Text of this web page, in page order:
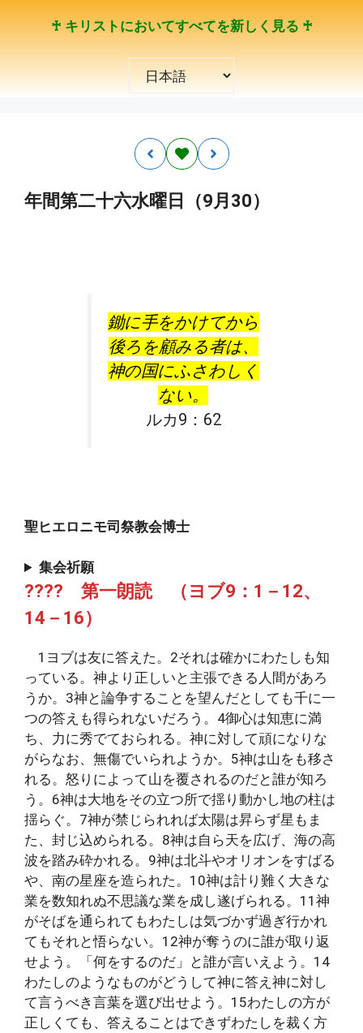
♰ キリストにおいてすべてを新しく見る ♰
択
年間第二十六水曜日（9月30）
鋤に手をかけてから
後ろを顧みる者は、
神の国にふさわしく
ない。
ルカ9：62
聖ヒエロニモ司祭教会博士
集会祈願
???? 第一朗読 （ヨブ9：1－12、
14－16）
1ヨブは友に答えた。2それは確かにわたしも知
っている。神より正しいと主張できる人間があろ
うか。3神と論争することを望んだとしても千に一
つの答えも得られないだろう。4御心は知恵に満
ち、力に秀でておられる。神に対して頑になりな
がらなお、無傷でいられようか。5神は山をも移さ
れる。怒りによって山を覆されるのだと誰が知ろ
う。6神は大地をその立つ所で揺り動かし地の柱は
揺らぐ。7神が禁じられれば太陽は昇らず星もま
た、封じ込められる。8神は自ら天を広げ、海の高
波を踏み砕かれる。9神は北斗やオリオンをすばる
や、南の星座を造られた。10神は計り難く大きな
業を数知れぬ不思議な業を成し遂げられる。11神
がそばを通られてもわたしは気づかず過ぎ行かれ
てもそれと悟らない。12神が奪うのに誰が取り返
せよう。「何をするのだ」と誰が言いえよう。14
わたしのようなものがどうして神に答え神に対し
て言うべき言葉を選び出せよう。15わたしの方が
正しくても、答えることはできずわたしを裁く方